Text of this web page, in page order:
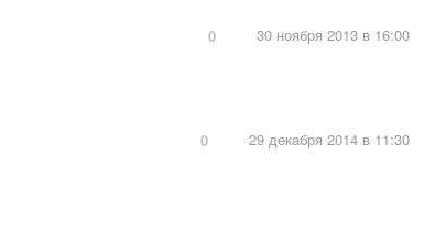
30 ноября 2013 в 16:00
0
29 декабря 2014 в 11:30
0